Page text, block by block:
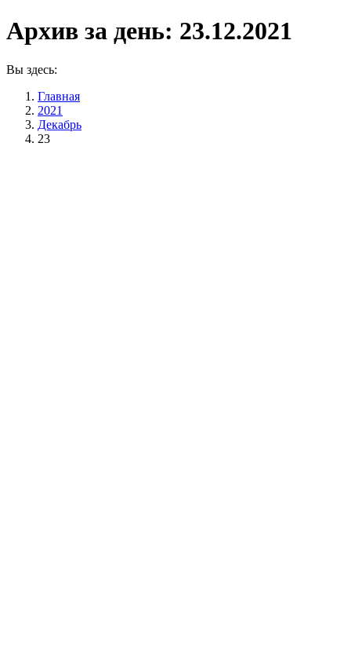
Архив за день: 23.12.2021
Вы здесь:
Главная
2021
Декабрь
23